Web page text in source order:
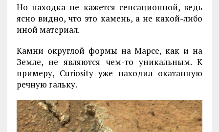
Но находка не кажется сенсационной, ведь
ясно видно, что это камень, а не какой-либо
иной материал.
Камни округлой формы на Марсе, как и на
Земле, не являются чем-то уникальным. К
примеру, Curiosity уже находил окатанную
речную гальку.